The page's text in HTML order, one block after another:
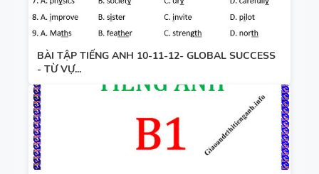
BÀI TẬP TIẾNG ANH 10-11-12- GLOBAL SUCCESS
- TỪ VỰ...